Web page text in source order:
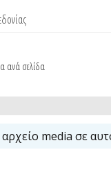
ανά σελίδα
media σε